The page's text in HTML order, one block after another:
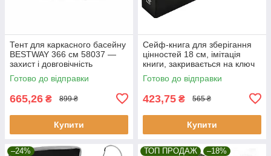
Тент для каркасного басейну
BESTWAY 366 см 58037 —
захист і довговічність
Готово до відправки
665,26 ₴ 899 ₴
Купити
Сейф-книга для зберігання
цінностей 18 см, імітація
книги, закривається на ключ
Malatec 6148
Готово до відправки
423,75 ₴ 565 ₴
Купити
–24% ТОП ПРОДАЖ –18%